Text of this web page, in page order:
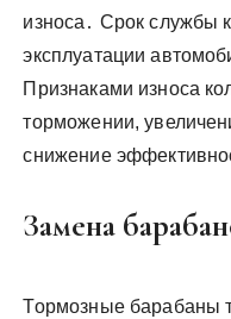
износа․ Срок службы
эксплуатации
Признаками износа
торможении,
снижение
Замена
Тормозные барабаны